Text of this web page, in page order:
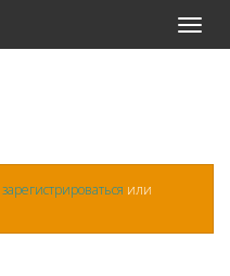
Меню
зарегистрироваться или